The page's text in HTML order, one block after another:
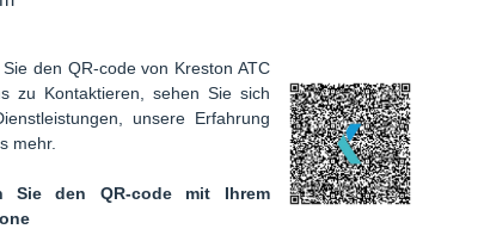
den QR-code von Kreston ATC
zu Kontaktieren, sehen Sie sich
unsere Erfahrung
mehr.
Sie den QR-code mit Ihrem